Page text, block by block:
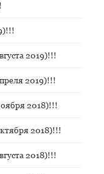
2019)!!!
2019)!!!
2018)!!!
2018)!!!
2018)!!!